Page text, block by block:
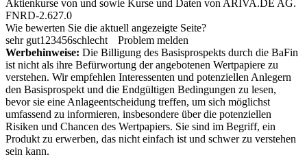
Aktienkurse von und sowie Kurse und Daten von ARIVA.DE AG.
FNRD-2.627.0
Wie bewerten Sie die aktuell angezeigte Seite?
sehr gut1 23456schlecht
Problem melden
Werbehinweise: Die Billigung des Basisprospekts durch die BaFin
ist nicht als ihre Befürwortung der angebotenen Wertpapiere zu
verstehen. Wir empfehlen Interessenten und potenziellen Anlegern
den Basisprospekt und die Endgültigen Bedingungen zu lesen,
bevor sie eine Anlageentscheidung treffen, um sich möglichst
umfassend zu informieren, insbesondere über die potenziellen
Risiken und Chancen des Wertpapiers. Sie sind im Begriff, ein
Produkt zu erwerben, das nicht einfach ist und schwer zu verstehen
sein kann.